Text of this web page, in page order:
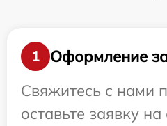
1
Оформление
Свяжитесь с нами
оставьте заявку на